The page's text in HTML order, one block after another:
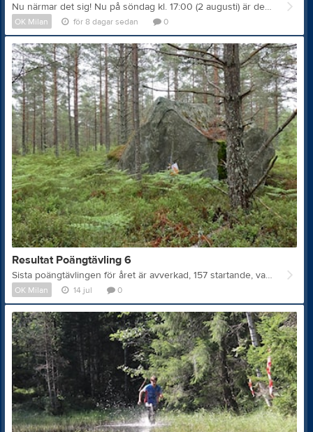
Nu närmar det sig! Nu på söndag kl. 17:00 (2 augusti) är det dags för fjärde upplagan av klubbens terränglopp Digerdöden. Liksom förra året bjuder banan på backar, mossar, stigar och obanade partier. Man kan välja att springa 1 varv (Lilla Digerdöden, ca 5 km) eller 2 varv (Stora Digerdöden, ca 9 km). Efter loppet bjuder vi löparna på soppa och fika. I mån av tillgång kommer publik kunna köpa soppa + fika för 50 kr. Är man intresserad av att vara med är det hög tid att anmäla sig. Föranmälan är öppen t.o.m. fredag 31 juli, men man kan även efteranmäla sig på plats på tävlingsdagen senast 16:30. Vi ser gärna att så många som möjligt föranmäler sig så att vi kan beräkna hur mycket soppa, fika och priser som behövs. Vi hoppas att det är många milaniter som vill vara med och springa eller komma förbi och heja på löparna! Mer information och anmälan finns på: https://sites.google.com/view/digerdoden/startsida (OBS! det är en ny hemsida, förra hemsidan har kraschat).
OK Milan för 8 dagar sedan 0
Resultat Poängtävling 6
Sista poängtävlingen för året är avverkad, 157 startande, varav 39 milan-medlemmar. Resultat Livelox
OK Milan 14 jul 0